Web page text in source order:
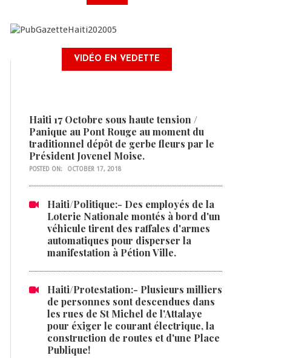
VIDÉO EN VEDETTE
Haiti 17 Octobre sous haute tension /
Panique au Pont Rouge au moment du
traditionnel dépôt de gerbe fleurs par le
Président Jovenel Moise.
POSTED ON: OCTOBER 17, 2018
Haiti/Politique:- Des employés de la
Loterie Nationale montés à bord d'un
véhicule tirent des raffales d'armes
automatiques pour disperser la
manifestation à Pétion Ville.
Haiti/Protestation:- Plusieurs milliers
de personnes sont descendues dans
les rues de St Michel de l'Attalaye
pour éxiger le courant électrique, la
construction de routes et d'une Place
Publique!